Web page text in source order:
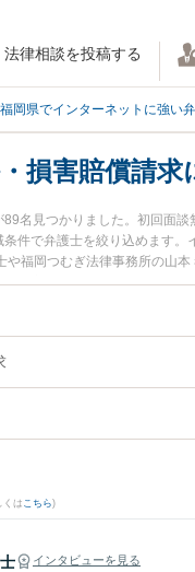
法律相談を投稿する
福岡県でインターネットに強い
損害賠償請求
名見つかりました。初回面
件で弁護士を絞り込めます
福岡つむぎ法律事務所の山
や夜間に発生したネットト
を検索したい』『初回相談
くはこちら)
インタビューを見る